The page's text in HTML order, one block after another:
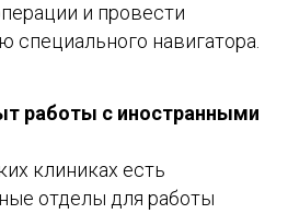
и провести
специального навигатора.
работы с иностранными
клиниках есть
отделы для работы
с чего